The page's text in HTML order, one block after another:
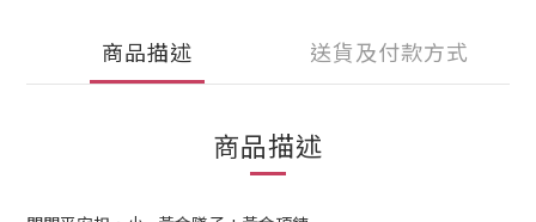
商品描述 送貨及付款方式
商品描述